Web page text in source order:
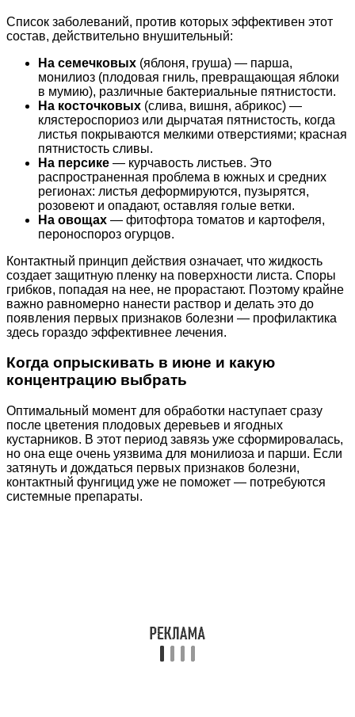
Список заболеваний, против которых эффективен этот
состав, действительно внушительный:
На семечковых (яблоня, груша) — парша,
монилиоз (плодовая гниль, превращающая яблоки
в мумию), различные бактериальные пятнистости.
На косточковых (слива, вишня, абрикос) —
клястероспориоз или дырчатая пятнистость, когда
листья покрываются мелкими отверстиями; красная
пятнистость сливы.
На персике — курчавость листьев. Это
распространенная проблема в южных и средних
регионах: листья деформируются, пузырятся,
розовеют и опадают, оставляя голые ветки.
На овощах — фитофтора томатов и картофеля,
пероноспороз огурцов.
Контактный принцип действия означает, что жидкость
создает защитную пленку на поверхности листа. Споры
грибков, попадая на нее, не прорастают. Поэтому крайне
важно равномерно нанести раствор и делать это до
появления первых признаков болезни — профилактика
здесь гораздо эффективнее лечения.
Когда опрыскивать в июне и какую
концентрацию выбрать
Оптимальный момент для обработки наступает сразу
после цветения плодовых деревьев и ягодных
кустарников. В этот период завязь уже сформировалась,
но она еще очень уязвима для монилиоза и парши. Если
затянуть и дождаться первых признаков болезни,
контактный фунгицид уже не поможет — потребуются
системные препараты.